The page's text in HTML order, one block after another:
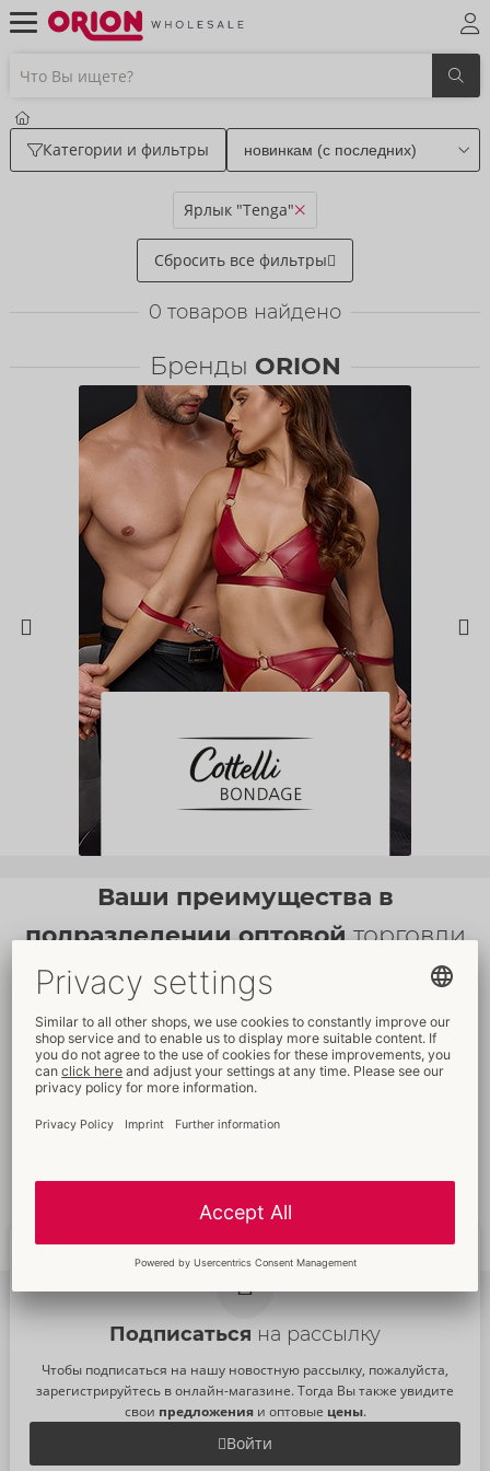
Категории и фильтры
Ярлык "Tenga"
Сбросить все фильтры
0 товаров найдено
Бренды ORION
Ваши преимущества в
подразделении оптовойторговли
ORION
Разумныецены Бесплатныепромо-
материалы
Подписаться на рассылку
Чтобы подписаться на нашу новостную рассылку, пожалуйста,
зарегистрируйтесь в онлайн-магазине. Тогда Вы также увидите
свои предложенияи оптовые цены.
Войти